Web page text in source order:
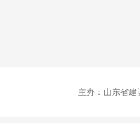
主办：山东省